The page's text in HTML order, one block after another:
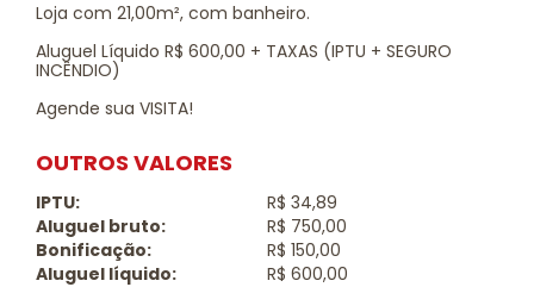
Loja com 21,00m², com banheiro.
Aluguel Líquido R$ 600,00 + TAXAS (IPTU + SEGURO
INCÊNDIO)
Agende sua VISITA!
OUTROS VALORES
IPTU:
R$ 34,89
Aluguel bruto:
R$ 750,00
Bonificação:
R$ 150,00
Aluguel líquido:
R$ 600,00